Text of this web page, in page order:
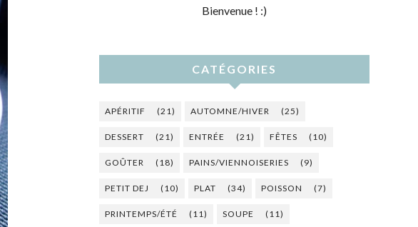
Bienvenue ! :)
CATÉGORIES
APÉRITIF (21) AUTOMNE/HIVER (25)
DESSERT (21) ENTRÉE (21) FÊTES (10)
GOÛTER (18) PAINS/VIENNOISERIES (9)
PETIT DEJ (10) PLAT (34) POISSON (7)
PRINTEMPS/ÉTÉ (11) SOUPE (11)